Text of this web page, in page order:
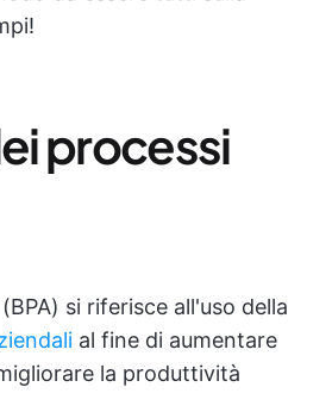
processi
si riferisce all'uso della
al fine di aumentare
la produttività